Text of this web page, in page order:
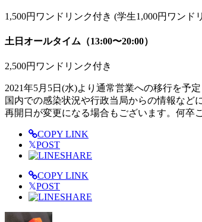
1,500円ワンドリンク付き (学生1,000円ワンド
土日オールタイム（13:00〜20:00）
2,500円ワンドリンク付き
2021年5月5日(水)より通常営業への移行を予定
国内での感染状況や行政当局からの情報など
再開日が変更になる場合もございます。何卒
COPY LINK
𝕏POST
SHARE
COPY LINK
𝕏POST
SHARE